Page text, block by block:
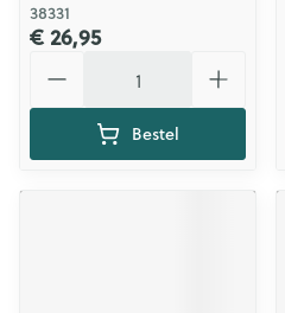
38331
€ 26,95
Bestel